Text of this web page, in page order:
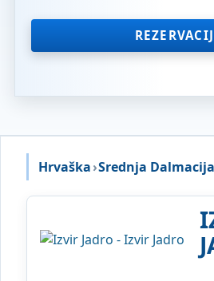
Hrvaška›Srednja Dalmacija